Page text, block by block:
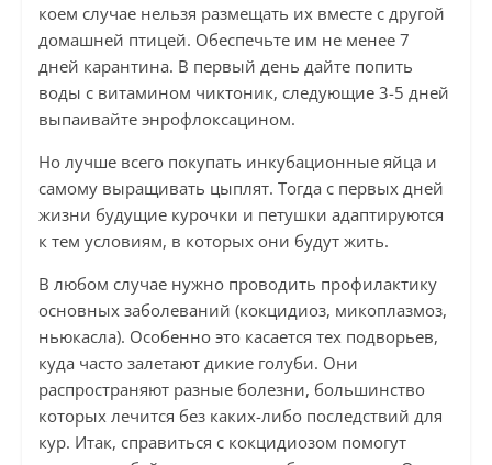
коем случае нельзя размещать их вместе с другой
домашней птицей. Обеспечьте им не менее 7
дней карантина. В первый день дайте попить
воды с витамином чиктоник, следующие 3-5 дней
выпаивайте энрофлоксацином.
Но лучше всего покупать инкубационные яйца и
самому выращивать цыплят. Тогда с первых дней
жизни будущие курочки и петушки адаптируются
к тем условиям, в которых они будут жить.
В любом случае нужно проводить профилактику
основных заболеваний (кокцидиоз, микоплазмоз,
ньюкасла). Особенно это касается тех подворьев,
куда часто залетают дикие голуби. Они
распространяют разные болезни, большинство
которых лечится без каких-либо последствий для
кур. Итак, справиться с кокцидиозом помогут